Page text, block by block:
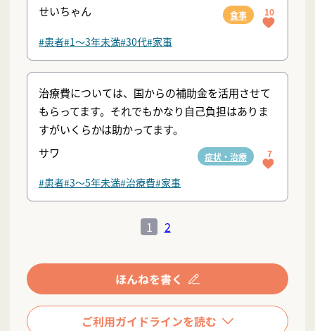
せいちゃん
食事 10
#患者#1〜3年未満#30代#家事
治療費については、国からの補助金を活用させて
もらってます。それでもかなり自己負担はありま
すがいくらかは助かってます。
サワ
症状・治療 7
#患者#3〜5年未満#治療費#家事
1 2